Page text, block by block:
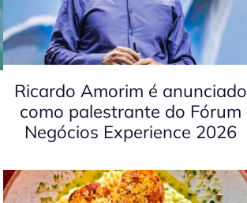
Ricardo Amorim é anunciado
como palestrante do Fórum
Negócios Experience 2026